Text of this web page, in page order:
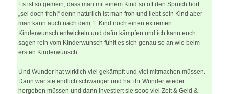
Es ist so gemein, dass man mit einem Kind so oft den Spruch hört
„sei doch froh!“ denn natürlich ist man froh und liebt sein Kind aber
man kann auch nach dem 1. Kind noch einen extremen
Kinderwunsch entwickeln und dafür kämpfen und ich kann euch
sagen rein vom Kinderwunsch fühlt es sich genau so an wie beim
ersten Kinderwunsch.
Und Wunder hat wirklich viel gekämpft und viel mitmachen müssen.
Dann war sie endlich schwanger und hat ihr Wunder wieder
hergeben müssen und dann investiert sie sooo viel Zeit & Geld &